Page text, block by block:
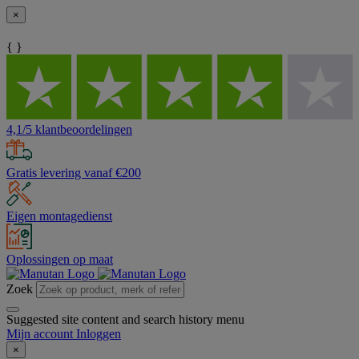
×
{ }
4,1/5 klantbeoordelingen
Gratis levering vanaf €200
Eigen montagedienst
Oplossingen op maat
Zoek
Suggested site content and search history menu
Mijn account Inloggen
×